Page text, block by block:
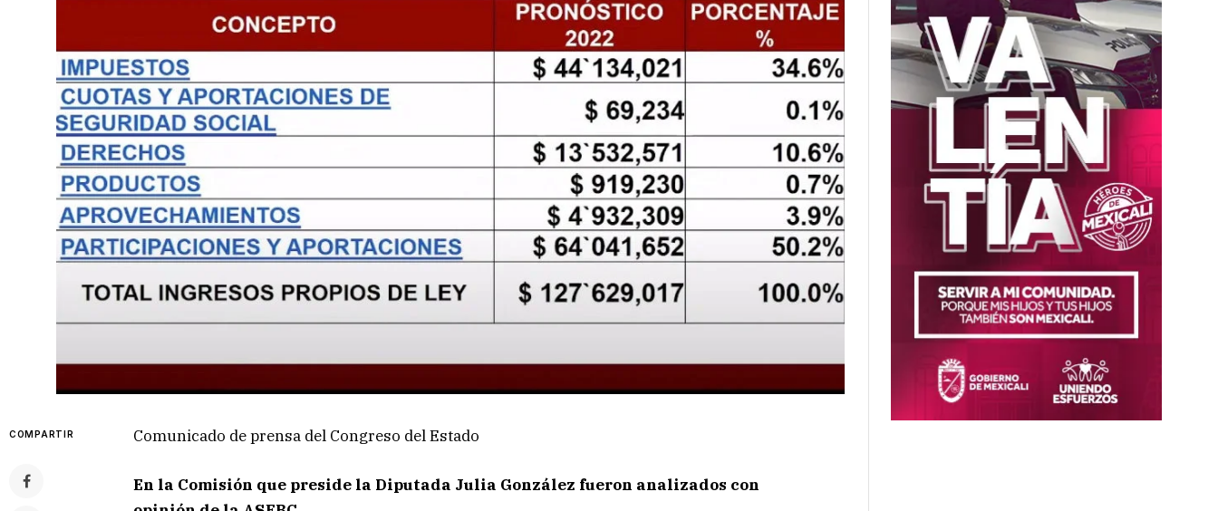
COMPARTIR Comunicado de prensa del Congreso del Estado
En la Comisión que preside la Diputada Julia González fueron analizados con